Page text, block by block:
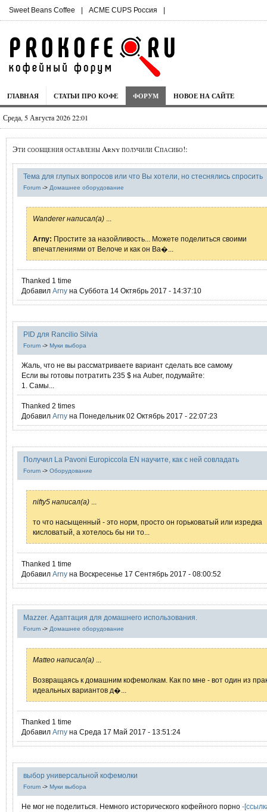
Sweet Beans Coffee | ACME CUPS Россия |
ГЛАВНАЯ СТАТЬИ ПРО КОФЕ ФОРУМ НОВОЕ НА САЙТЕ
Среда, 5 Августа 2026 22:01
Эти сообщения оставлены Arny получили Спасибо!:
Тема для глупых вопросов или что Вы хотели, но стеснялись спросить
Forum -> Домашнее оборудование
Wanderer написал(а)
Arny: Простите за назойливость... Можете поделиться своими
впечатлениями от Велоче и как он Ва�...
Thanked 1 time
Добавил Arny на Суббота 14 Октябрь 2017 - 14:37:10
PID для Rancilio Silvia
Forum -> Муки выбора
Жаль, что не вы рассматриваете вариант сделать все самому
Если вы готовы потратить 235 $ на Auber, подумайте:
1. Самы...
Thanked 2 times
Добавил Arny на Понедельник 02 Октябрь 2017 - 22:07:23
Получил La Pavoni Europiccola EN научите, как с ней совладать
Forum -> Оборудование
nifty5 написал(а)
то что насыщенный - это норм, просто он горьковатый или изредка
кисловатый, а хотелось бы ни то...
Thanked 1 time
Добавил Arny на Воскресенье 17 Сентябрь 2017 - 08:00:52
Mazzer. Адаптация для домашнего использования.
Forum -> Домашнее оборудование
Matteo написал(а)
Возвращаясь к домашним кофемолкам. Как по мне - вот один из
идеальных вариантов д�...
Thanked 1 time
Добавил Arny на Среда 17 Май 2017 - 13:51:24
выбор универсальной кофемолки
Forum -> Муки выбора
Не мог не поделиться. Немного исторического кофейного порно -